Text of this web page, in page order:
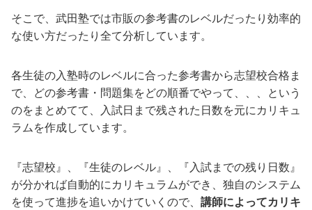
そこで、武田塾では市販の参考書のレベルだったり効率的
な使い方だったり全て分析しています。
各生徒の入塾時のレベルに合った参考書から志望校合格ま
で、どの参考書・問題集をどの順番でやって、、、という
のをまとめてて、入試日まで残された日数を元にカリキュ
ラムを作成しています。
『志望校』、『生徒のレベル』、『入試までの残り日数』
が分かれば自動的にカリキュラムができ、独自のシステム
を使って進捗を追いかけていくので、 講師によってカリキ